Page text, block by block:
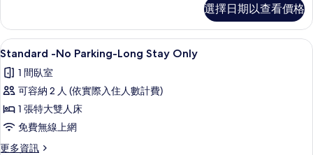
所
有
相
片
雙
人
房
詳
情
選擇日期以查看價格
顯
示
Standard
-
No
Parking-
Long
7
Standard -No Parking-Long Stay Only
1 間臥室
可容納 2 人 (依實際入住人數計費)
1 張特大雙人床
免費無線上網
更多資訊
更